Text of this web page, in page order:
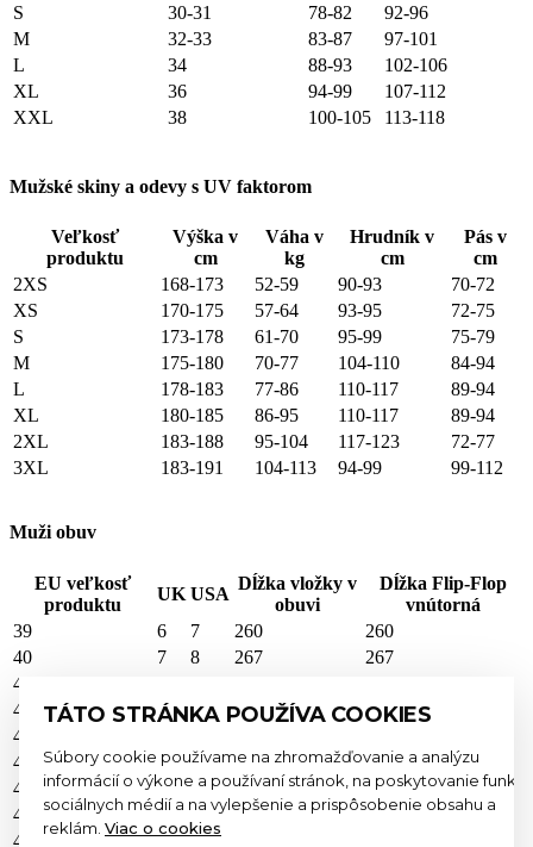
S
30-31 78-82
92-96
M
32-33 83-87
97-101
L
34 88-93
102-106
XL
36 94-99
107-112
XXL
38 100-105 113-118
Mužské skiny a odevy s UV faktorom
Veľkosť
produktu
Výška v
cm
Váha v
kg
Hrudník v
cm
Pás v
cm
2XS
168-173 52-59 90-93
70-72
XS
170-175 57-64 93-95
72-75
S
173-178 61-70 95-99
75-79
M
175-180 70-77 104-110
84-94
L
178-183 77-86 110-117
89-94
XL
180-185 86-95 110-117
89-94
2XL
183-188 95-104 117-123
72-77
3XL
183-191 104-113 94-99 99-112
Muži obuv
EU veľkosť
produktu
UK USA
Dĺžka vložky v
obuvi
Dĺžka Flip-Flop
vnútorná
39
6 7 260
260
40
7 8 267
267
41
42
8 9 280
280
43
44
10 11 294
294
45
11 12 300
300
46
12 13 307
307
47
13 14
TÁTO STRÁNKA POUŽÍVA COOKIES
Súbory cookie používame na zhromažďovanie a analýzu
informácií o výkone a používaní stránok, na poskytovanie funkcií
sociálnych médií a na vylepšenie a prispôsobenie obsahu a
reklám. Viac o cookies